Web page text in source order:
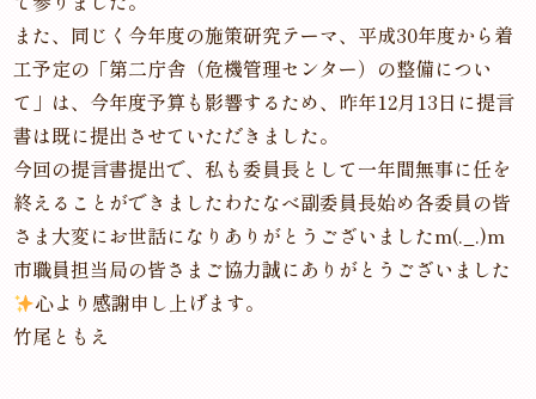
また、同じく今年度の施策研究テーマ、平成30年度から着
工予定の「第二庁舎（危機管理センター）の整備につい
て」は、今年度予算も影響するため、昨年12月13日に提言
書は既に提出させていただきました。
今回の提言書提出で、私も委員長として一年間無事に任を
終えることができましたわたなべ副委員長始め各委員の皆
さま大変にお世話になりありがとうございましたm(._.)m
市職員担当局の皆さまご協力誠にありがとうございました
心より感謝申し上げます。
竹尾ともえ